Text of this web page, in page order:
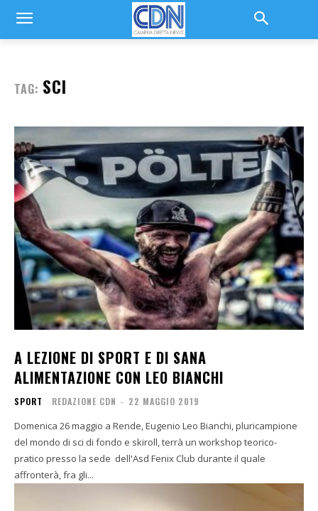
TAG: SCI
A LEZIONE DI SPORT E DI SANA
ALIMENTAZIONE CON LEO BIANCHI
SPORT REDAZIONE CDN - 22 MAGGIO 2019
Domenica 26 maggio a Rende, Eugenio Leo Bianchi, pluricampione
del mondo di sci di fondo e skiroll, terrà un workshop teorico-
pratico presso la sede dell'Asd Fenix Club durante il quale
affronterà, fra gli...